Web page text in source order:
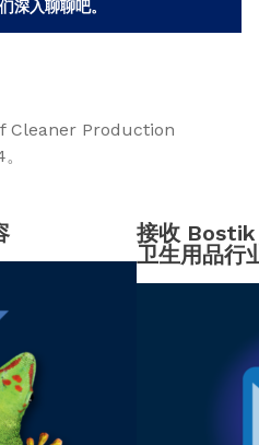
深入聊聊吧。
Cleaner Production
接收 Bostik
卫生用品行